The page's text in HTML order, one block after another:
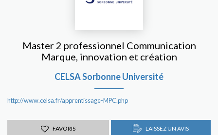
Master 2 professionnel Communication
Marque, innovation et création
CELSA Sorbonne Université
http://www.celsa.fr/apprentissage-MPC.php
FAVORIS LAISSEZ UN AVIS